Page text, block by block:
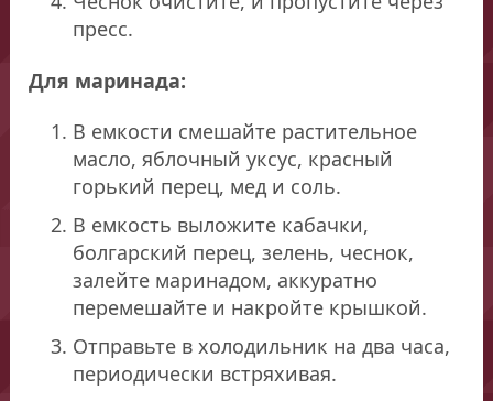
пресс.
Для маринада:
В емкости смешайте растительное
масло, яблочный уксус, красный
горький перец, мед и соль.
В емкость выложите кабачки,
болгарский перец, зелень, чеснок,
залейте маринадом, аккуратно
перемешайте и накройте крышкой.
Отправьте в холодильник на два часа,
периодически встряхивая.